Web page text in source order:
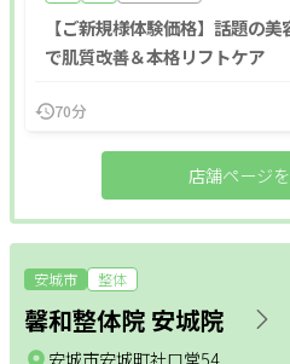
【ご新規様体験価格】話題の美
で肌質改善＆本格リフトケア
70分
店舗ページ
安城市 整体
馨和整体院 安城院